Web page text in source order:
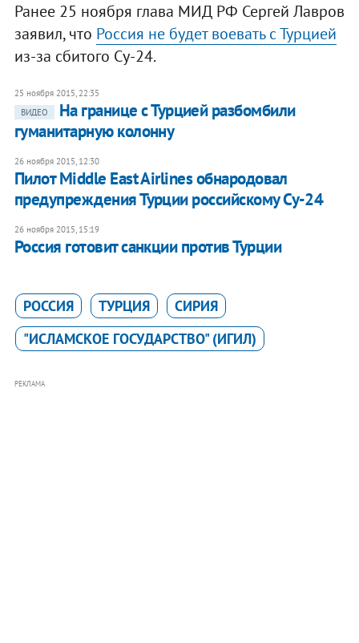
Ранее 25 ноября глава МИД РФ Сергей Лавров
заявил, что Россия не будет воевать с Турцией
из-за сбитого Су-24.
25 ноября 2015, 22:35
ВИДЕО
На границе с Турцией разбомбили
гуманитарную колонну
26 ноября 2015, 12:30
Пилот Middle East Airlines обнародовал
предупреждения Турции российскому Су-24
26 ноября 2015, 15:19
Россия готовит санкции против Турции
РОССИЯ ТУРЦИЯ
СИРИЯ
"ИСЛАМСКОЕ ГОСУДАРСТВО" (ИГИЛ)
РЕКЛАМА